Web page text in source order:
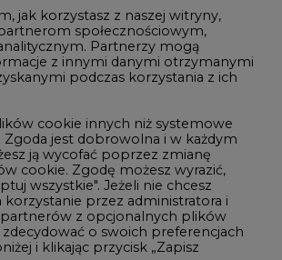
i IT
CO2
jak korzystasz z naszej witryny,
społecznościowym,
Partnerzy mogą
z innymi danymi otrzymanymi
podczas korzystania z ich
cookie innych niż systemowe
Zgoda jest dobrowolna i w każdym
ją wycofać poprzez zmianę
cookie. Zgodę możesz wyrazić,
wszystkie". Jeżeli nie chcesz
korzystanie przez administratora i
z opcjonalnych plików
o swoich preferencjach
i klikając przycisk „Zapisz